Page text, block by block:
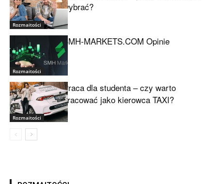
Rozmaitości
wybrać?
Rozmaitości
SMH-MARKETS.COM Opinie
Rozmaitości
Praca dla studenta – czy warto
pracować jako kierowca TAXI?